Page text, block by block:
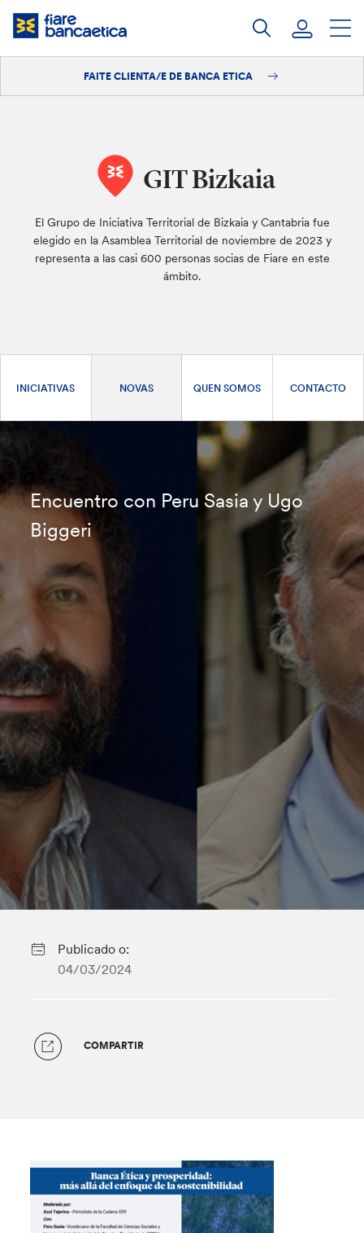
Saltar
FAITE CLIENTA/E DE BANCA ETICA
GIT Bizkaia
El Grupo de Iniciativa Territorial de Bizkaia y Cantabria fue
elegido en la Asamblea Territorial de noviembre de 2023 y
representa a las casi 600 personas socias de Fiare en este
ámbito.
INICIATIVAS NOVAS QUEN SOMOS CONTACTO
Encuentro con Peru Sasia y Ugo
Biggeri
Publicado o:
04/03/2024
COMPARTIR